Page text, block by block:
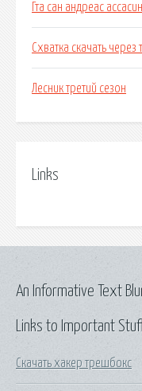
Гта сан андреас
Схватка скачать через
Лесник третий сезон
Links
Links to Important
Скачать хакер трешбокс
An Informative Text